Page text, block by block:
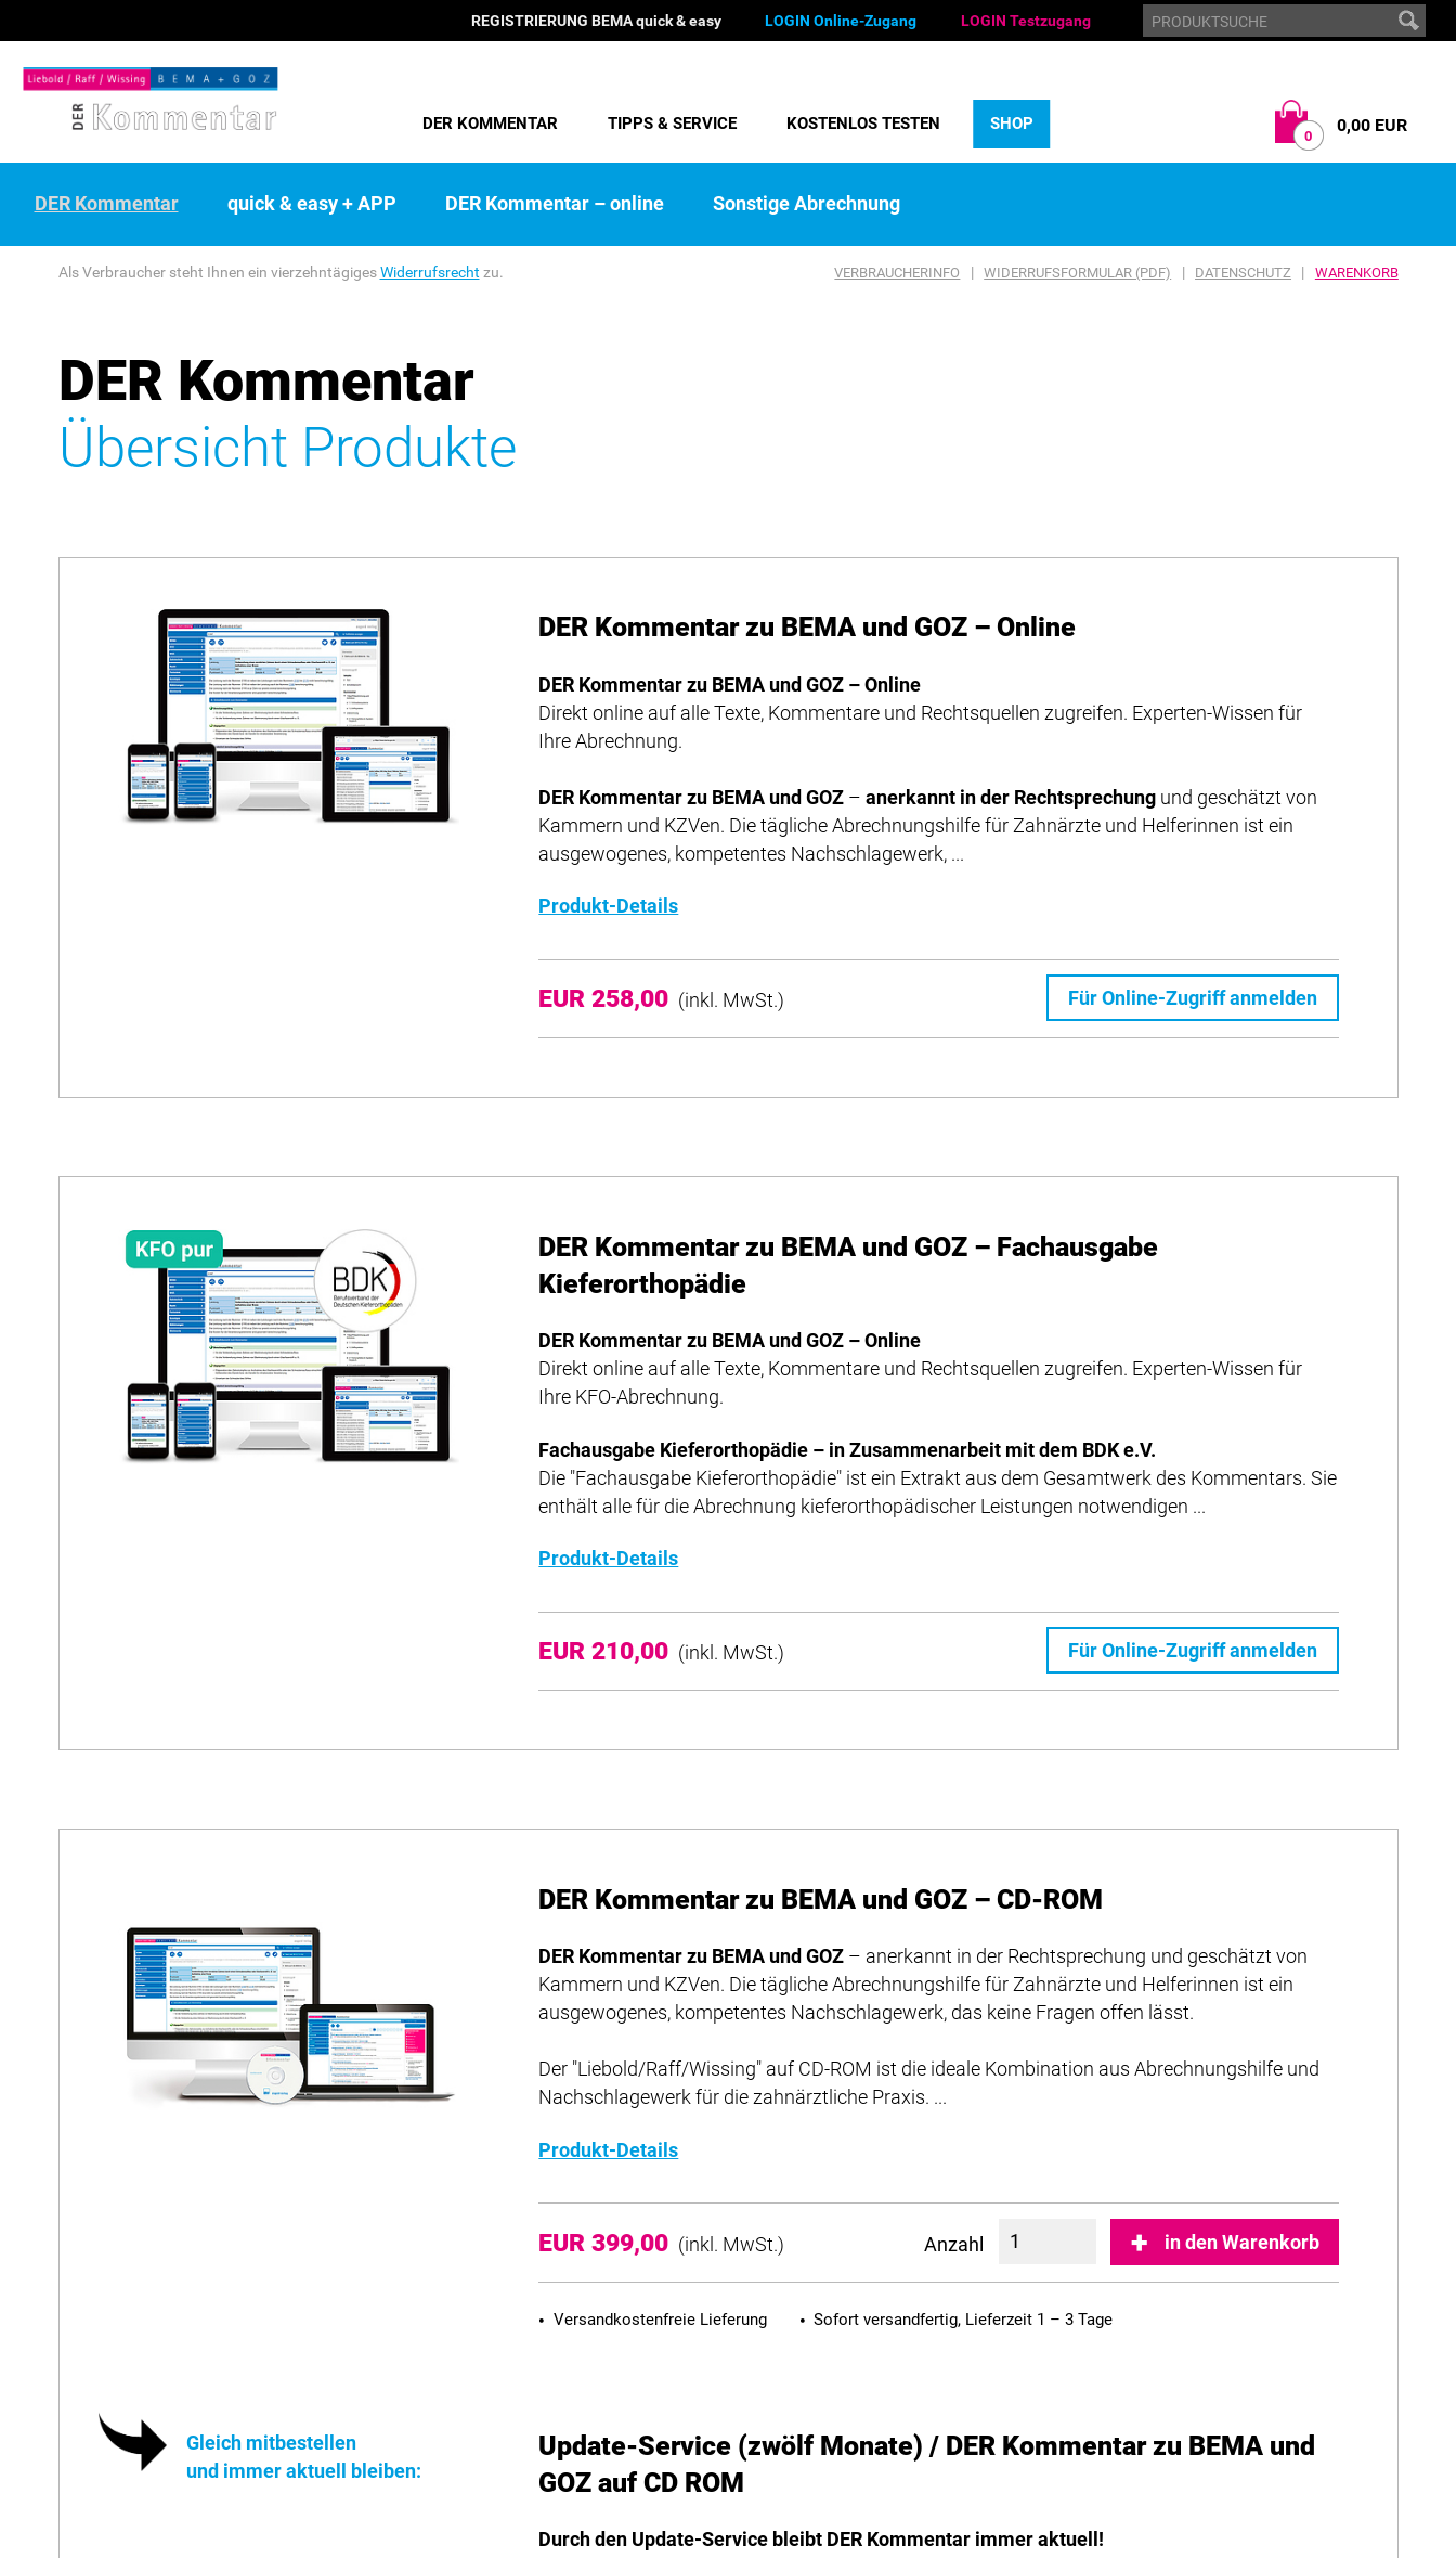
REGISTRIERUNG BEMA quick & easy LOGIN Online-Zugang LOGIN Testzugang
DER KOMMENTAR TIPPS & SERVICE KOSTENLOS TESTEN SHOP
0 0,00 EUR
DER Kommentar quick & easy + APP DER Kommentar – online Sonstige Abrechnung
Als Verbraucher steht Ihnen ein vierzehntägigesWiderrufsrecht zu. VERBRAUCHERINFO | WIDERRUFSFORMULAR (PDF) | DATENSCHUTZ | WARENKORB
DER Kommentar
Übersicht Produkte
DER Kommentar zu BEMA und GOZ – Online
DER Kommentar zu BEMA und GOZ – Online
Direkt online auf alle Texte, Kommentare und Rechtsquellen zugreifen. Experten-Wissen für
Ihre Abrechnung.
DER Kommentar zu BEMA und GOZ – anerkannt in der Rechtsprechung und geschätzt von
Kammern und KZVen. Die tägliche Abrechnungshilfe für Zahnärzte und Helferinnen ist ein
ausgewogenes, kompetentes Nachschlagewerk, ...
Produkt-Details
EUR 258,00 (inkl. MwSt.) Für Online-Zugriff anmelden
DER Kommentar zu BEMA und GOZ – Fachausgabe
Kieferorthopädie
DER Kommentar zu BEMA und GOZ – Online
Direkt online auf alle Texte, Kommentare und Rechtsquellen zugreifen. Experten-Wissen für
Ihre KFO-Abrechnung.
Fachausgabe Kieferorthopädie – in Zusammenarbeit mit dem BDK e.V.
Die "Fachausgabe Kieferorthopädie" ist ein Extrakt aus dem Gesamtwerk des Kommentars. Sie
enthält alle für die Abrechnung kieferorthopädischer Leistungen notwendigen ...
Produkt-Details
EUR 210,00 (inkl. MwSt.) Für Online-Zugriff anmelden
DER Kommentar zu BEMA und GOZ – CD-ROM
DER Kommentar zu BEMA und GOZ – anerkannt in der Rechtsprechung und geschätzt von
Kammern und KZVen. Die tägliche Abrechnungshilfe für Zahnärzte und Helferinnen ist ein
ausgewogenes, kompetentes Nachschlagewerk, das keine Fragen offen lässt.
Der "Liebold/Raff/Wissing" auf CD-ROM ist die ideale Kombination aus Abrechnungshilfe und
Nachschlagewerk für die zahnärztliche Praxis. ...
Produkt-Details
EUR 399,00 (inkl. MwSt.) Anzahl in den Warenkorb
Versandkostenfreie Lieferung Sofort versandfertig, Lieferzeit 1 – 3 Tage
Gleich mitbestellen
und immer aktuell bleiben:
Update-Service (zwölf Monate) / DER Kommentar zu BEMA und
GOZ auf CD ROM
Durch den Update-Service bleibt DER Kommentar immer aktuell!